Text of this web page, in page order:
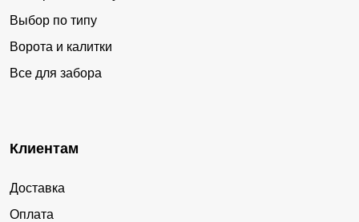
Выбор по типу
Ворота и калитки
Все для забора
Клиентам
Доставка
Оплата